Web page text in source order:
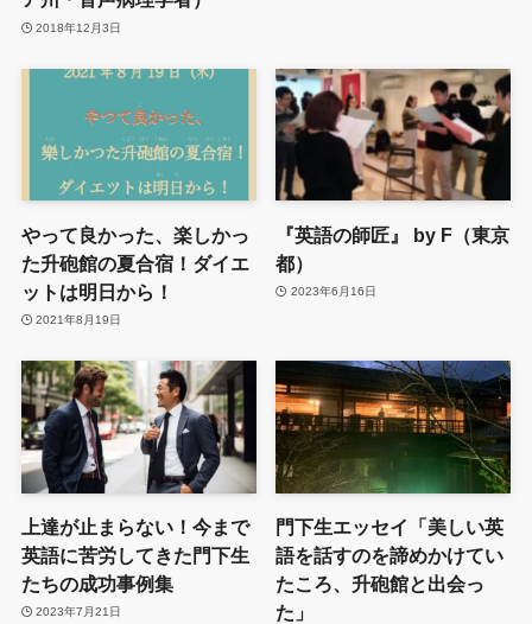
2018年12月3日
やって良かった、楽しかっ
た升砲館の夏合宿！ダイエ
ットは明日から！
2021年8月19日
『英語の師匠』 by F（東京
都）
2023年6月16日
上達が止まらない！今まで
英語に苦労してきた門下生
たちの成功事例集
2023年7月21日
門下生エッセイ「美しい英
語を話すのを諦めかけてい
たころ、升砲館と出会っ
た」